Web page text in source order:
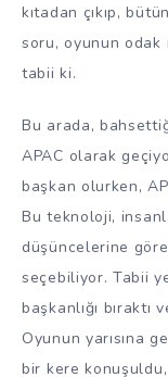
kıtadan çıkıp,
soru, oyunun odak
tabii ki.
Bu arada,
APAC olarak
başkan olurken,
Bu teknoloji,
düşüncelerine
seçebiliyor. Tabii
başkanlığı
Oyunun yarısına
bir kere konuşuldu,